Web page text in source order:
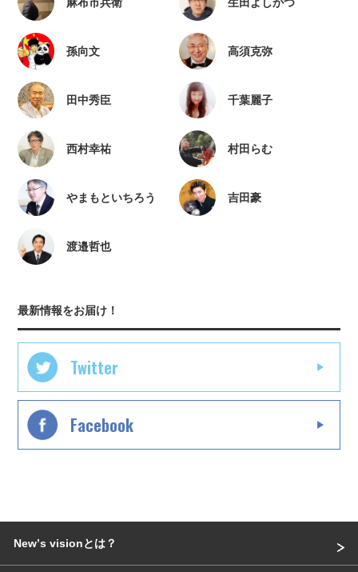
孫向文 高須克弥
田中秀臣 千葉麗子
西村幸祐 村田らむ
やまもといちろう 吉田豪
渡邉哲也
最新情報をお届け！
Twitter
Facebook
Newʼs visionとは？